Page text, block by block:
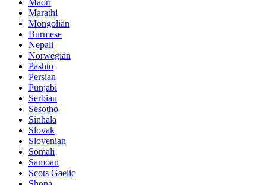
Maori
Marathi
Mongolian
Burmese
Nepali
Norwegian
Pashto
Persian
Punjabi
Serbian
Sesotho
Sinhala
Slovak
Slovenian
Somali
Samoan
Scots Gaelic